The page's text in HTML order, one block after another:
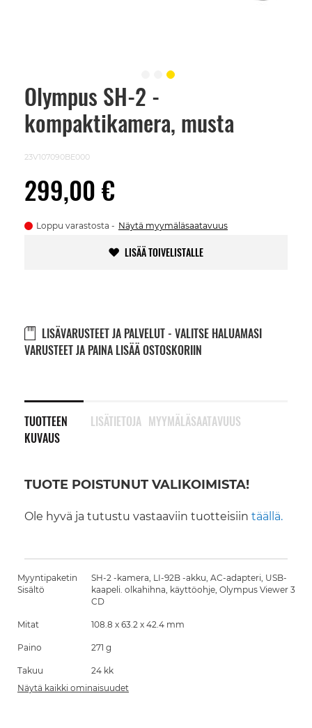
Olympus SH-2 -
kompaktikamera, musta
23V107090BE000
299,00 €
Loppu varastosta Näytä myymäläsaatavuus
LISÄÄ TOIVELISTALLE
LISÄVARUSTEET JA PALVELUT - VALITSE HALUAMASI
VARUSTEET JA PAINA LISÄÄ OSTOSKORIIN
TUOTTEEN
KUVAUS
TUOTE POISTUNUT VALIKOIMISTA!
Ole hyvä ja tutustu vastaaviin tuotteisiin täällä.
LISÄTIETOJA MYYMÄLÄSAATAVUUS
Skip
beginning
images
Myyntipaketin
Sisältö
SH-2 -kamera, LI-92B -akku, AC-adapteri, USB-
kaapeli. olkahihna, käyttöohje, Olympus Viewer 3
CD
Mitat 108.8 x 63.2 x 42.4 mm
Paino 271 g
Takuu
24 kk
Näytä kaikki ominaisuudet